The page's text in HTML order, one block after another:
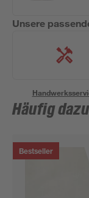
Unsere
Häufig
Bestseller